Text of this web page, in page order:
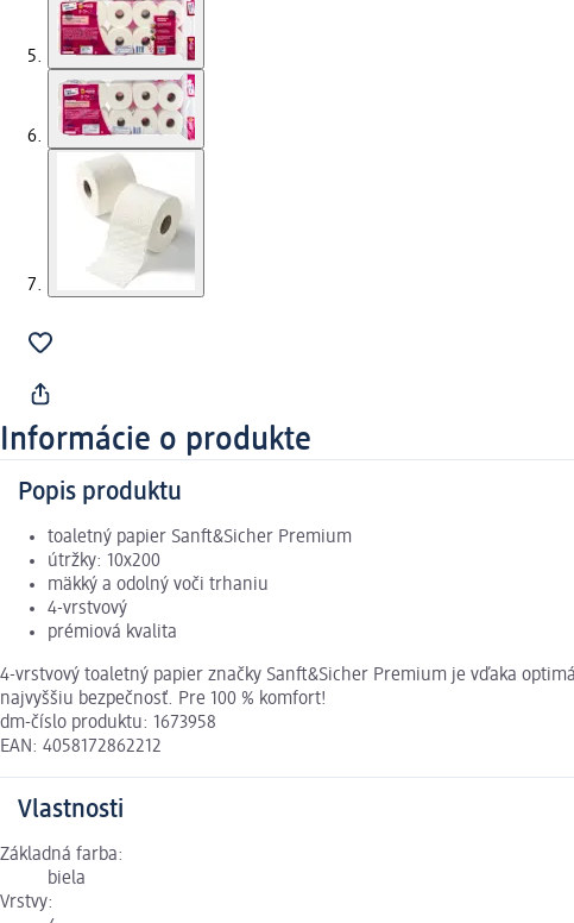
Informácie o produkte
Popis produktu
toaletný papier Sanft&Sicher Premium
útržky: 10x200
mäkký a odolný voči trhaniu
4-vrstvový
prémiová kvalita
4-vrstvový toaletný papier značky Sanft&Sicher Premium je vďaka
najvyššiu bezpečnosť. Pre 100 % komfort!
dm-číslo produktu: 1673958
EAN: 4058172862212
Vlastnosti
Základná farba:
biela
Vrstvy: